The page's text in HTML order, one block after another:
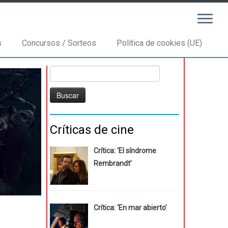
Concursos / Sorteos Política de cookies (UE)
Críticas de cine
Crítica: ‘El síndrome
Rembrandt’
Crítica: ‘En mar abierto’